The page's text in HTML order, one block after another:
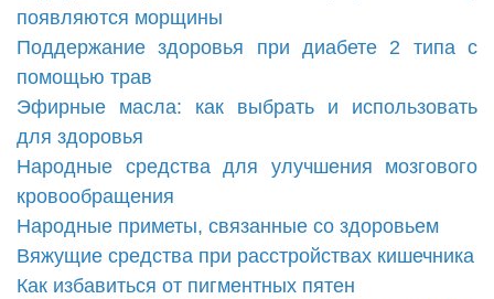
появляются морщины
Поддержание здоровья при диабете 2 типа с
помощью трав
Эфирные масла: как выбрать и использовать
для здоровья
Народные средства для улучшения мозгового
кровообращения
Народные приметы, связанные со здоровьем
Вяжущие средства при расстройствах кишечника
Как избавиться от пигментных пятен